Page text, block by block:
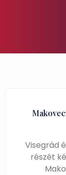
Visegrád
részét